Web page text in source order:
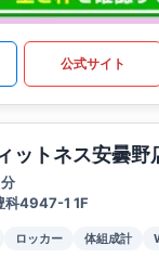
公式サイト
ットネス安曇野
科4947-1 1F
ロッカー 体組成計